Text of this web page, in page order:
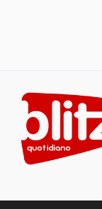
content